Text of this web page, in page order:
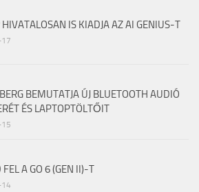
IS KIADJA AZ AI GENIUS-T
BEMUTATJA ÚJ BLUETOOTH AUDIÓ
ÉS LAPTOPTÖLTŐIT
FEL A GO 6 (GEN II)-T